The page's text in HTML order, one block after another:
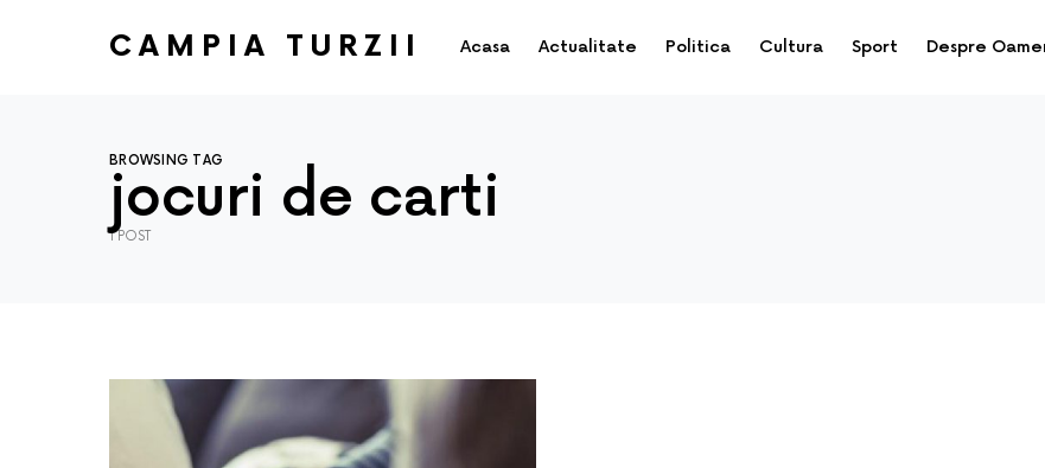
CAMPIA TURZII Acasa Actualitate Politica Cultura Sport Despre
BROWSING TAG
jocuri de carti
1 POST